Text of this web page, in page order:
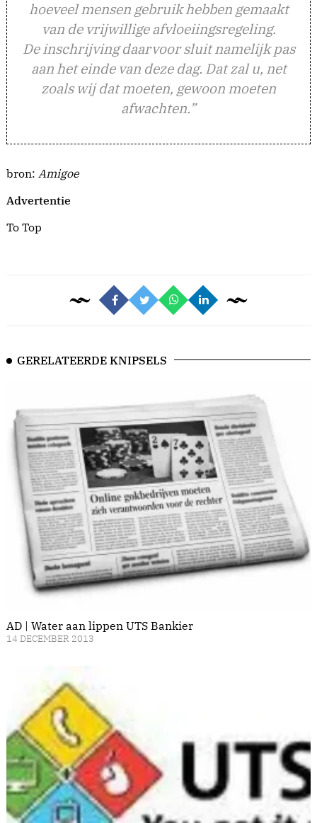
hoeveel mensen gebruik hebben gemaakt
van de vrijwillige afvloeiingsregeling.
De inschrijving daarvoor sluit namelijk pas
aan het einde van deze dag. Dat zal u, net
zoals wij dat moeten, gewoon moeten
afwachten.”
bron: Amigoe
Advertentie
To Top
GERELATEERDE KNIPSELS
AD | Water aan lippen UTS Bankier
14 DECEMBER 2013